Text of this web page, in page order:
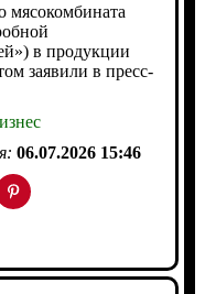
мясокомбината
в продукции
заявили в пресс-
06.07.2026 15:46